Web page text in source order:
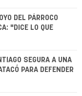
DEL PÁRROCO
"DICE LO QUE
SEGURA A UNA
PARA DEFENDER